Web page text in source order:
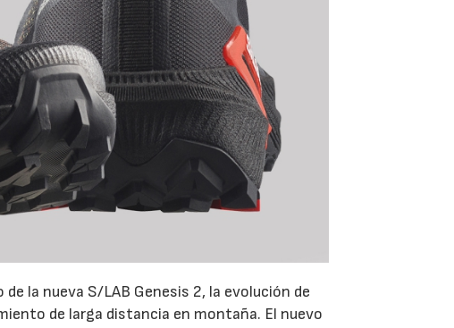
la nueva S/LAB Genesis 2, la evolución de
de larga distancia en montaña. El nuevo